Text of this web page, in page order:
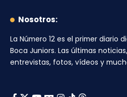
Nosotros:
La Número 12 es el primer diario
Boca Juniors. Las últimas
entrevistas, fotos, vídeos y